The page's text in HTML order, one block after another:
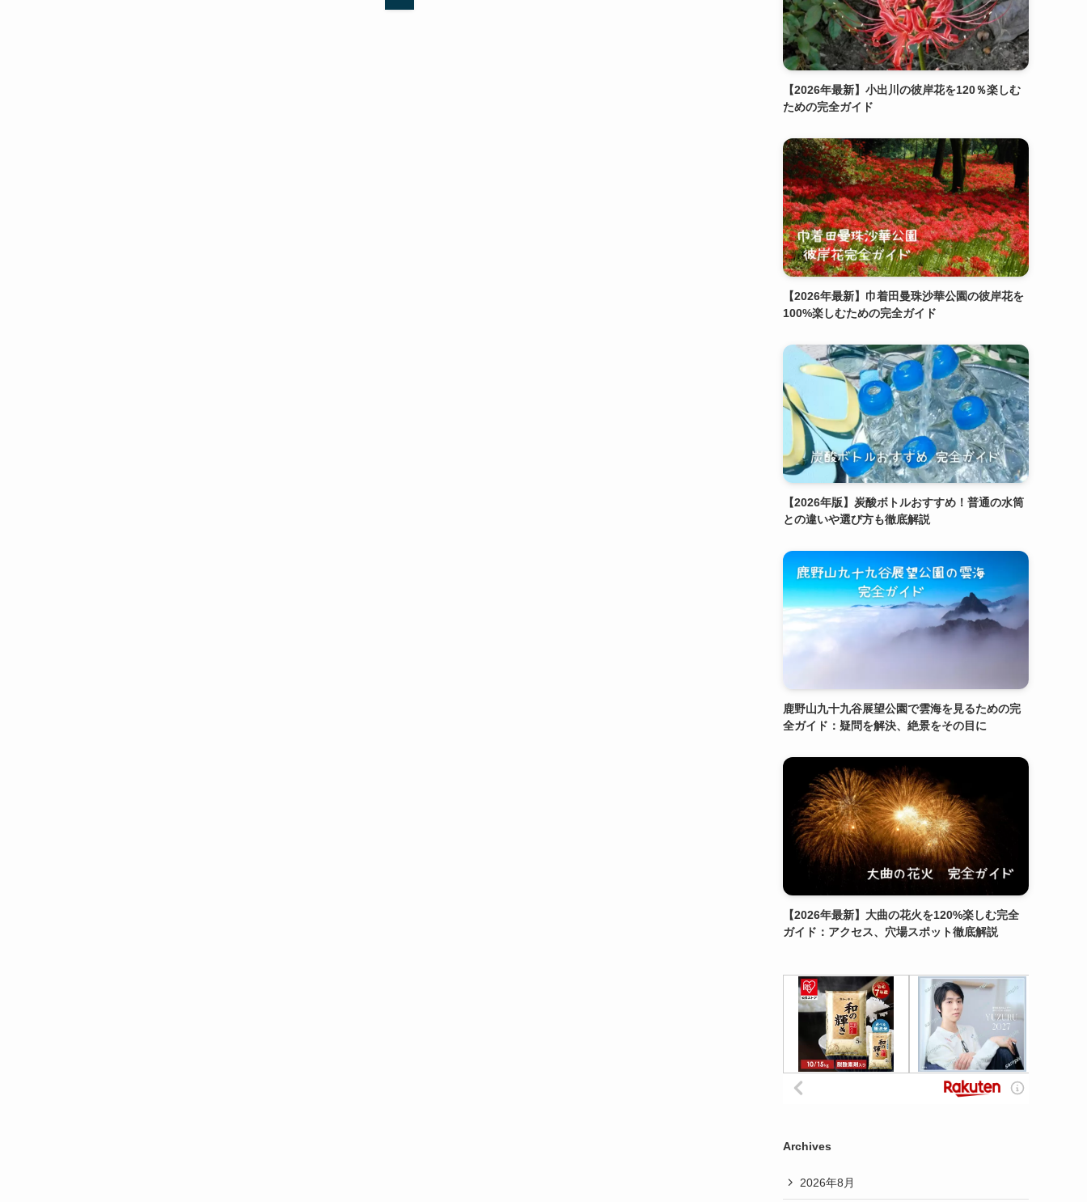
【2026年最新】小出川の彼岸花を120％楽しむ
ための完全ガイド
【2026年最新】巾着田曼珠沙華公園の彼岸花を
100%楽しむための完全ガイド
【2026年版】炭酸ボトルおすすめ！普通の水筒
との違いや選び方も徹底解説
鹿野山九十九谷展望公園で雲海を見るための完
全ガイド：疑問を解決、絶景をその目に
【2026年最新】大曲の花火を120%楽しむ完全
ガイド：アクセス、穴場スポット徹底解説
Archives
2026年8月